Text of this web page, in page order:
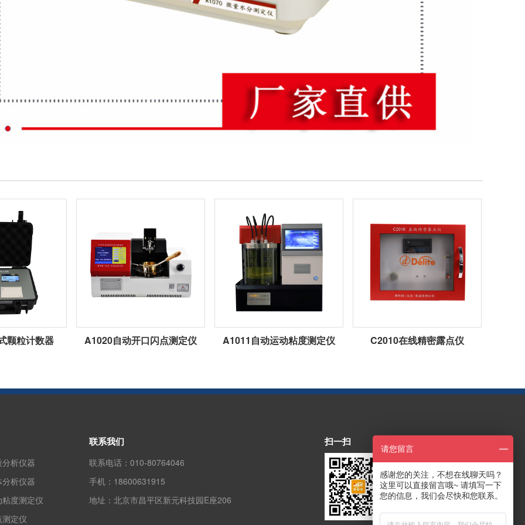
颗粒计数器 A1020自动开口闪点测定仪 A1011自动运动粘度测定仪 C2010在线精密露点仪
析仪器
析仪器
粘度测定仪
定仪
联系我们
联系电话： 010-80764046
手机： 18600631915
地址： 北京市昌平区新元科技园E座206
扫一扫
请您留言
感谢您的关注，不想在线聊天吗？
这里可以直接留言哦~ 请填写一下
您的信息，我们会尽快和您联系。